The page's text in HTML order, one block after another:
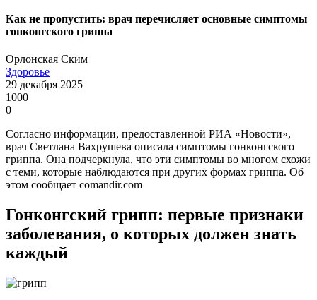
Как не пропустить: врач перечисляет основные симптомы
гонконгского гриппа
Орлонская Ским
Здоровье
29 декабря 2025
1000
0
Согласно информации, предоставленной РИА «Новости»,
врач Светлана Вахрушева описала симптомы гонконгского
гриппа. Она подчеркнула, что эти симптомы во многом схожи
с теми, которые наблюдаются при других формах гриппа. Об
этом сообщает comandir.com
Гонконгский грипп: первые признаки
заболевания, о которых должен знать
каждый